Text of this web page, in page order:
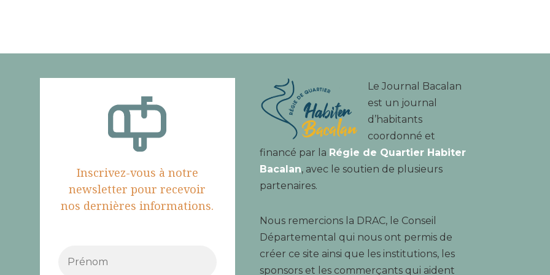
Inscrivez-vous à notre
newsletter pour recevoir
nos dernières informations.
Le Journal Bacalan
est un journal
d’habitants
coordonné et
financé par la Régie de Quartier Habiter
Bacalan, avec le soutien de plusieurs
partenaires.
Nous remercions la DRAC, le Conseil
Départemental qui nous ont permis de
créer ce site ainsi que les institutions, les
sponsors et les commerçants qui aident